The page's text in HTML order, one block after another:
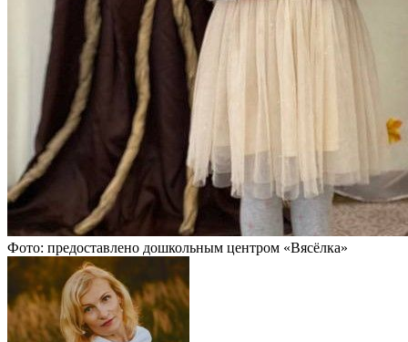
Фото: предоставлено дошкольным центром «Вясёлка»